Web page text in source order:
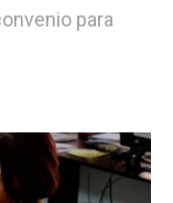
para